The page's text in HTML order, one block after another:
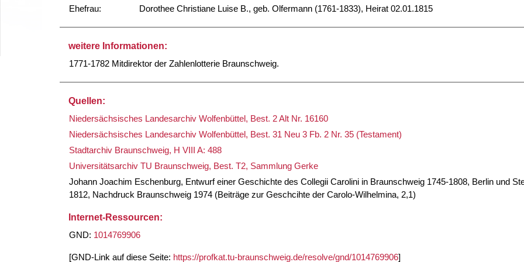
Ehefrau: Dorothee Christiane Luise B., geb. Olfermann (1761-1833), Heirat 02.01.1815
weitere Informationen:
1771-1782 Mitdirektor der Zahlenlotterie Braunschweig.
Quellen:
Niedersächsisches Landesarchiv Wolfenbüttel, Best. 2 Alt Nr. 16160
Niedersächsisches Landesarchiv Wolfenbüttel, Best. 31 Neu 3 Fb. 2 Nr. 35 (Testament)
Stadtarchiv Braunschweig, H VIII A: 488
Universitätsarchiv TU Braunschweig, Best. T2, Sammlung Gerke
Johann Joachim Eschenburg, Entwurf einer Geschichte des Collegii Carolini in Braunschweig 1745-1808, Berlin und
1812, Nachdruck Braunschweig 1974 (Beiträge zur Geschcihte der Carolo-Wilhelmina, 2,1)
Internet-Ressourcen:
GND: 1014769906
[GND-Link auf diese Seite: https://profkat.tu-braunschweig.de/resolve/gnd/1014769906]